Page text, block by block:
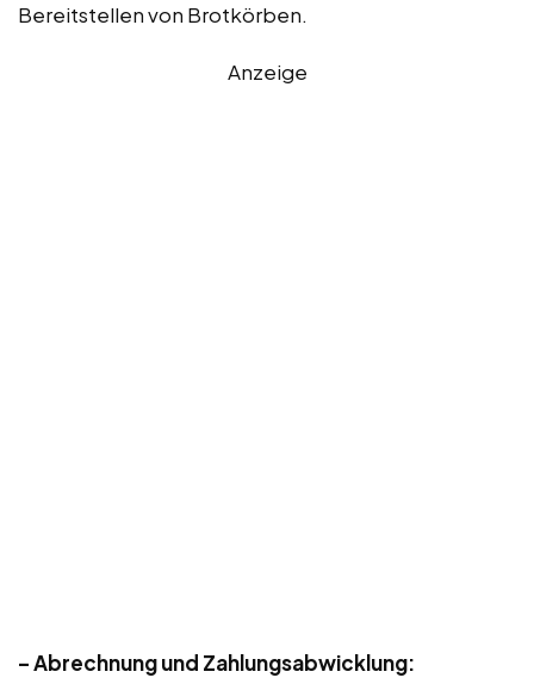
Bereitstellen von Brotkörben.
Anzeige
– Abrechnung und Zahlungsabwicklung: